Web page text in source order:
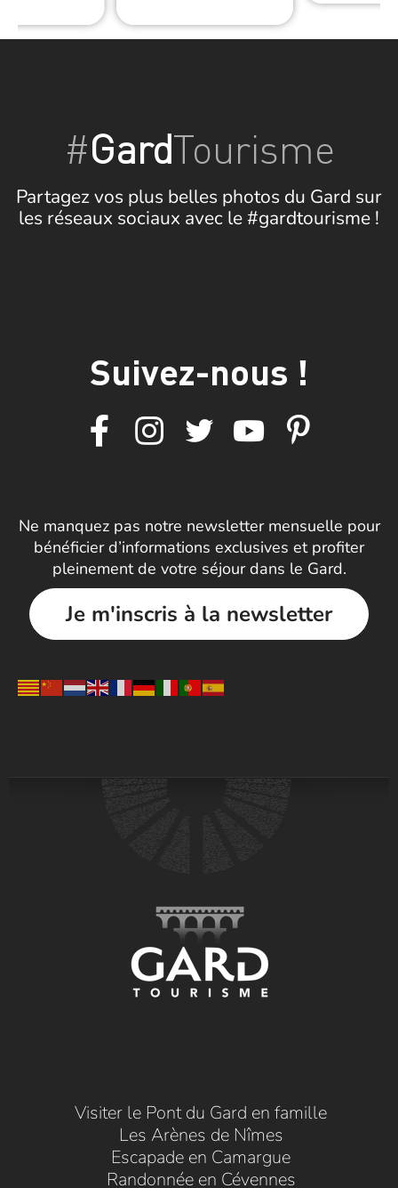
#GardTourisme
Partagez vos plus belles photos du Gard sur
les réseaux sociaux avec le #gardtourisme !
Suivez-nous !
Ne manquez pas notre newsletter mensuelle pour
bénéficier d’informations exclusives et profiter
pleinement de votre séjour dans le Gard.
Je m'inscris à la newsletter
Visiter le Pont du Gard en famille
Les Arènes de Nîmes
Escapade en Camargue
Randonnée en Cévennes